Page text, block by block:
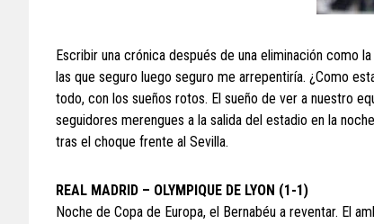
Escribir una crónica después de una eliminación como
las que seguro luego seguro me arrepentiría. ¿Como
todo, con los sueños rotos. El sueño de ver a nuestro
seguidores merengues a la salida del estadio en la
tras el choque frente al Sevilla.
REAL MADRID – OLYMPIQUE DE LYON (1-1)
Noche de Copa de Europa, el Bernabéu a reventar. El